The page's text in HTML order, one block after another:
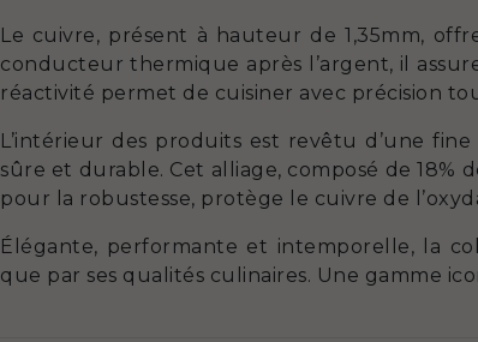
Le cuivre, présent à hauteur de 1,35mm,
conducteur thermique après l’argent, il
réactivité permet de cuisiner avec précision
L’intérieur des produits est revêtu d’une
sûre et durable. Cet alliage, composé de 18%
pour la robustesse, protège le cuivre de
Élégante, performante et intemporelle, la
que par ses qualités culinaires. Une gamme